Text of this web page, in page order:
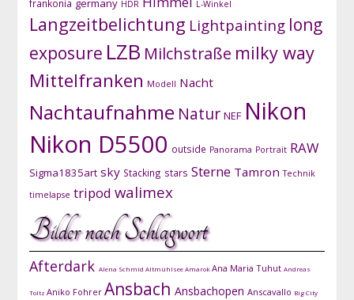
frankonia germany HDR L-Winkel
Langzeitbelichtung Lightpainting long
exposure LZB Milchstraße milky way
Mittelfranken Modell Nacht
Nachtaufnahme Natur NEF Nikon
Nikon D5500 outside Panorama Portrait RAW
Sigma1835art sky Stacking stars Sterne Tamron Technik
timelapse tripod walimex
Bilder nach Schlagwort
Afterdark Alena Schmid AltmühlseeAmarokAna Maria Tuhut Andreas
Toltz Aniko Fohrer Ansbach Ansbachopen Anscavallo Big City